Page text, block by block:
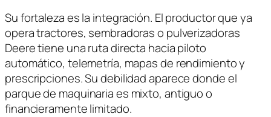
Su fortaleza es la integración. El productor que ya
opera tractores, sembradoras o pulverizadoras
Deere tiene una ruta directa hacia piloto
automático, telemetría, mapas de rendimiento y
prescripciones. Su debilidad aparece donde el
parque de maquinaria es mixto, antiguo o
financieramente limitado.